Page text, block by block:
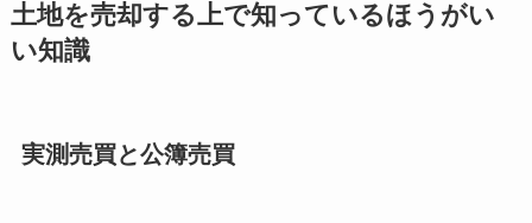
土地を売却する上で知っているほうがい
い知識
実測売買と公簿売買